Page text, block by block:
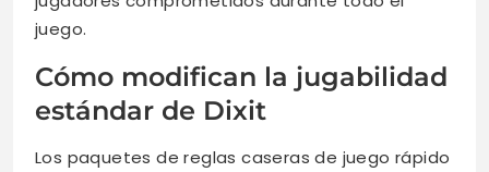
juego.
Cómo modifican la jugabilidad
estándar de Dixit
Los paquetes de reglas caseras de juego rápido